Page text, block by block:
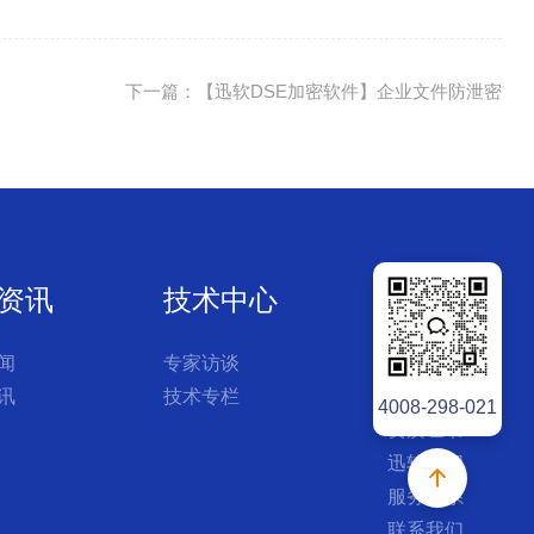
下一篇：【迅软DSE加密软件】企业文件防泄密
讯 技术中心
专家访谈
技术专栏
联系我们
公司简介
迅软文化
迅软历程
服务体系
4008-298-021